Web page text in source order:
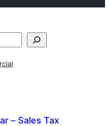
– Sales Tax